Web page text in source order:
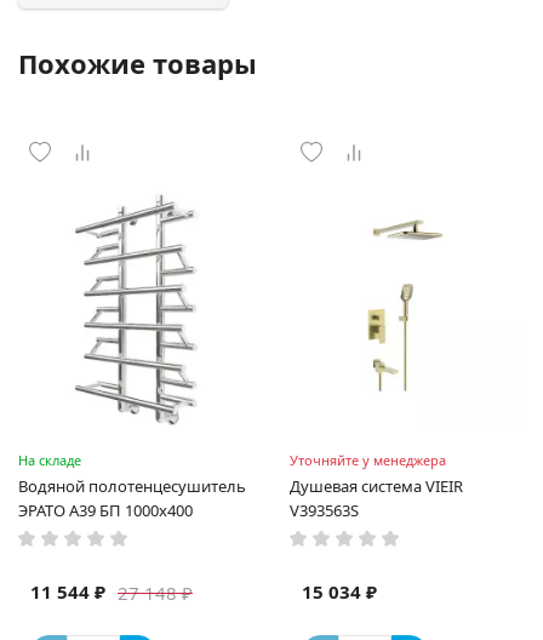
Похожие товары
На складе
Водяной полотенцесушитель
ЭРАТО А39 БП 1000x400
27 148 ₽
11 544 ₽
Уточняйте у менеджера
Душевая система VIEIR
V393563S
15 034 ₽